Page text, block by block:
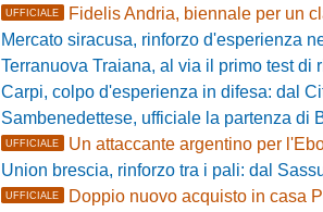
UFFICIALE Fidelis Andria, biennale per un
Mercato siracusa, rinforzo d'esperienza nel
Terranuova Traiana, al via il primo test di rilievo: sfida
Carpi, colpo d'esperienza in difesa: dal Cittadella arriva
Sambenedettese, ufficiale la partenza di Bongelli:
UFFICIALE Un attaccante argentino per
Union brescia, rinforzo tra i pali: dal Sassuolo
UFFICIALE Doppio nuovo acquisto in casa